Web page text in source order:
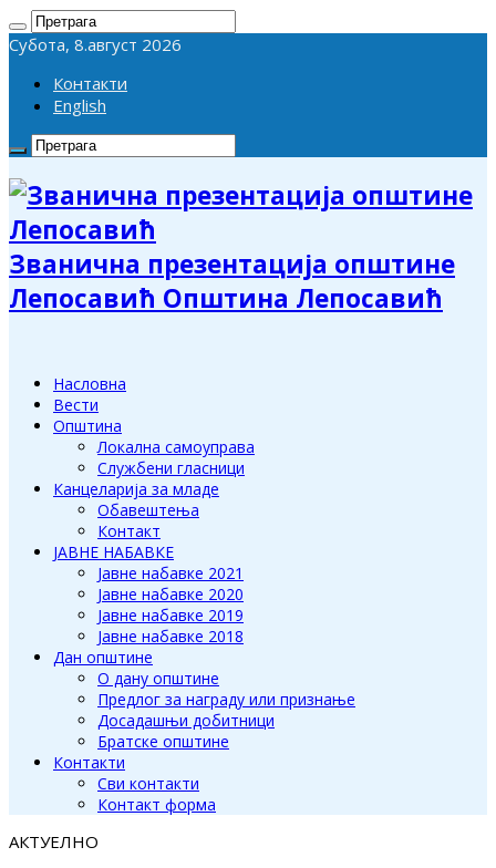
Субота, 8.август 2026
Контакти
English
Званична презентација општине
Лепосавић Општина Лепосавић
Насловна
Вести
Општина
Локална самоуправа
Службени гласници
Канцеларија за младе
Обавештења
Контакт
ЈАВНЕ НАБАВКЕ
Јавне набавке 2021
Јавне набавке 2020
Јавне набавке 2019
Јавне набавке 2018
Дан општине
О дану општине
Предлог за награду или признање
Досадашњи добитници
Братске општине
Контакти
Сви контакти
Контакт форма
АКТУЕЛНО